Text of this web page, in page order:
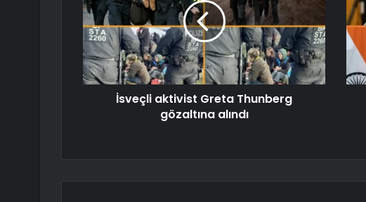
İsveçli aktivist Greta Thunberg
gözaltına alındı